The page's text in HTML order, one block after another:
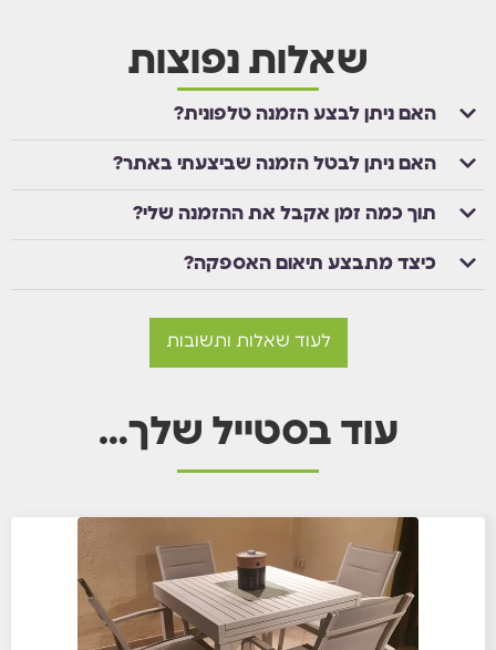
שאלות נפוצות
האם ניתן לבצע הזמנה טלפונית?
האם ניתן לבטל הזמנה שביצעתי באתר?
תוך כמה זמן אקבל את ההזמנה שלי?
כיצד מתבצע תיאום האספקה?
לעוד שאלות ותשובות
עוד בסטייל שלך…